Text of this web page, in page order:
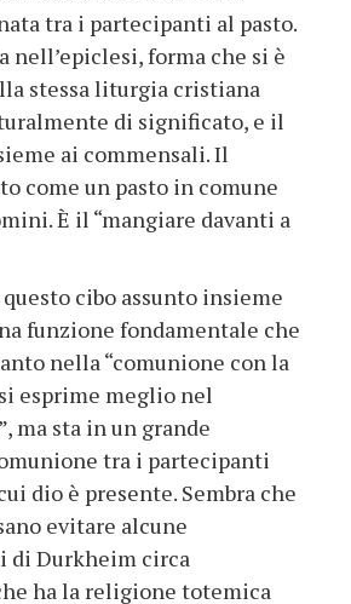
tra i partecipanti al pasto.
nell’epiclesi, forma che si è
stessa liturgia cristiana
di significato, e il
ai commensali. Il
come un pasto in comune
È il “mangiare davanti a
cibo assunto insieme
funzione fondamentale che
nella “comunione con la
esprime meglio nel
ma sta in un grande
tra i partecipanti
dio è presente. Sembra che
evitare alcune
di Durkheim circa
ha la religione totemica